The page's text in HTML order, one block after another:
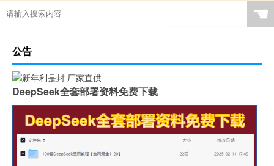
☚
公告
DeepSeek全套部署资料免费下载